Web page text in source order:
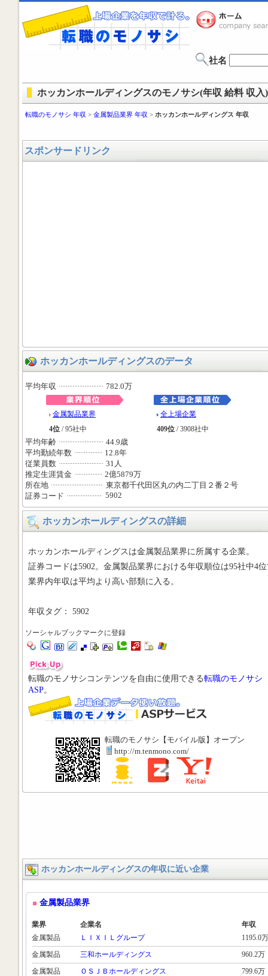
社名
ホッカンホールディングスのモノサシ(年収 給料 収入)
転職のモノサシ 年収 > 金属製品業界 年収 > ホッカンホールディングス 年収
スポンサードリンク
ホッカンホールディングスのデータ
平均年収 782.0万
金属製品業界
4位 / 95社中
全上場企業
409位 / 3908社中
平均年齢
44.9歳
平均勤続年数
12.8年
従業員数
31人
推定生涯賃金
2億5879万
所在地
東京都千代田区丸の内二丁目２番２号
証券コード
5902
ホッカンホールディングスの詳細
ホッカンホールディングスは金属製品業界に所属する企業。
証券コードは5902。金属製品業界における年収順位は95社中4
業界内年収は平均より高い部類に入る。
年収タグ： 5902
ソーシャルブックマークに登録
転職のモノサシコンテンツを自由に使用できる転職のモノサシ
ASP。
転職のモノサシ【モバイル版】オープン
http://m.tenmono.com/
ホッカンホールディングスの年収に近い企業
金属製品業界
業界 企業名
年収
金属製品
ＬＩＸＩＬグループ
1195.0万
金属製品
三和ホールディングス
960.2万
金属製品
ＯＳＪＢホールディングス
799.6万